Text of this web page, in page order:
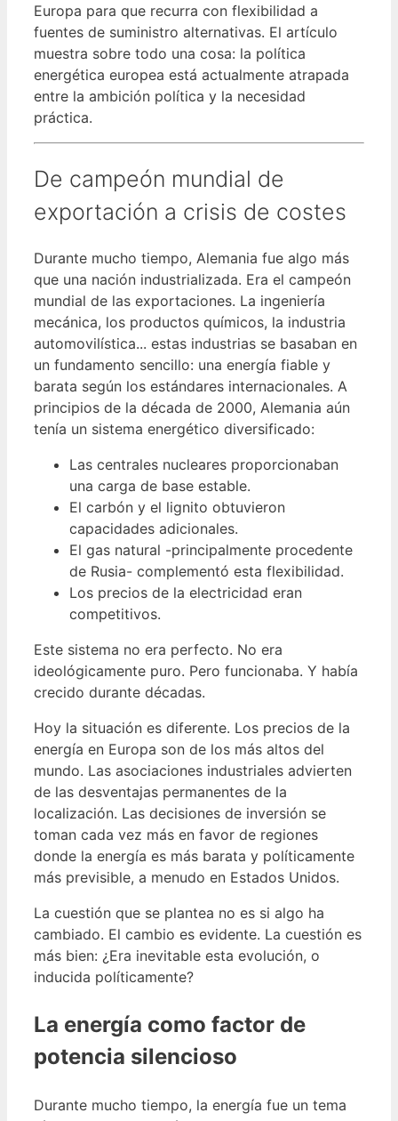
Europa para que recurra con flexibilidad a
fuentes de suministro alternativas. El artículo
muestra sobre todo una cosa: la política
energética europea está actualmente atrapada
entre la ambición política y la necesidad
práctica.
De campeón mundial de
exportación a crisis de costes
Durante mucho tiempo, Alemania fue algo más
que una nación industrializada. Era el campeón
mundial de las exportaciones. La ingeniería
mecánica, los productos químicos, la industria
automovilística... estas industrias se basaban en
un fundamento sencillo: una energía fiable y
barata según los estándares internacionales. A
principios de la década de 2000, Alemania aún
tenía un sistema energético diversificado:
Las centrales nucleares proporcionaban
una carga de base estable.
El carbón y el lignito obtuvieron
capacidades adicionales.
El gas natural -principalmente procedente
de Rusia- complementó esta flexibilidad.
Los precios de la electricidad eran
competitivos.
Este sistema no era perfecto. No era
ideológicamente puro. Pero funcionaba. Y había
crecido durante décadas.
Hoy la situación es diferente. Los precios de la
energía en Europa son de los más altos del
mundo. Las asociaciones industriales advierten
de las desventajas permanentes de la
localización. Las decisiones de inversión se
toman cada vez más en favor de regiones
donde la energía es más barata y políticamente
más previsible, a menudo en Estados Unidos.
La cuestión que se plantea no es si algo ha
cambiado. El cambio es evidente. La cuestión es
más bien: ¿Era inevitable esta evolución, o
inducida políticamente?
La energía como factor de
potencia silencioso
Durante mucho tiempo, la energía fue un tema